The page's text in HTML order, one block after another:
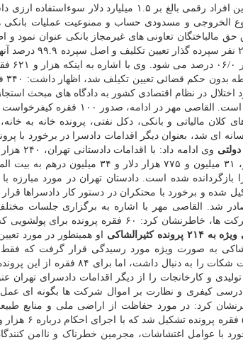
الخروجی و مسدودی حساب و ممنوعیت عملیات
نفر
استان تهران ارجاع شده است.
کلان مالیاتی و بانکی، دکل نفتی، پرونده خانه به
ای شد، بعنوان دیگر اقدامات دادسرا در برخورد با
دولتی
شد. القاصی مهر با اشاره به برگزاری جلسات مختلف
بازرگانی و رتبه بندی شرکت ها، خاطرنشان
پرونده کثیرالشاکی
بازپرداخت شد که رضایت شکات را
و کارخانجات را از دیگر اقدامات دادسرای تهران
ماده ۱۴۴ آئین دادرسی کیفری و نظارت بر اموال شرکت ها
کرد: در مورد حفاظت از اراضی ملی و منابع
با عوامل اغتشاشات، مجرمین خطرناک و ناامن